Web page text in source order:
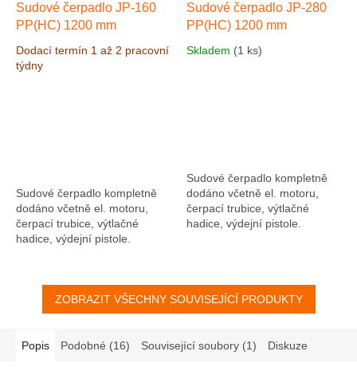
Sudové čerpadlo JP-160
PP(HC) 1200 mm
Dodací termín 1 až 2 pracovní
týdny
Sudové čerpadlo kompletně
dodáno včetně el. motoru,
čerpací trubice, výtlačné
hadice, výdejní pistole.
louhů na vodním...
Sudové čerpadlo JP-280
PP(HC) 1200 mm
Skladem (1 ks)
Sudové čerpadlo kompletně
dodáno včetně el. motoru,
čerpací trubice, výtlačné
hadice, výdejní pistole.
ZOBRAZIT VŠECHNY SOUVISEJÍCÍ PRODUKTY
Popis Podobné (16) Související soubory (1) Diskuze